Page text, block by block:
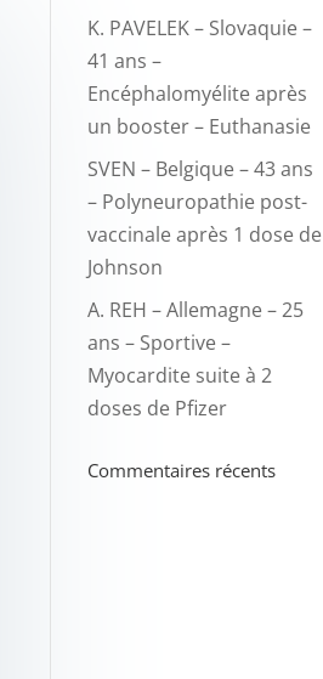
K. PAVELEK – Slovaquie –
41 ans –
Encéphalomyélite après
un booster – Euthanasie
SVEN – Belgique – 43 ans
– Polyneuropathie post-
vaccinale après 1 dose de
Johnson
A. REH – Allemagne – 25
ans – Sportive –
Myocardite suite à 2
doses de Pfizer
Commentaires récents